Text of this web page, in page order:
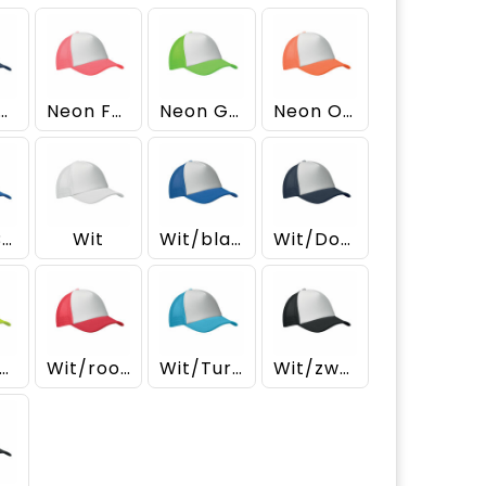
Neon Fuchsia Neon Groen Neon Oranje
Royal Blauw Wit Wit/blauw Wit/Donkerblauw
Wit/Neongeel Wit/rood Wit/Turquoise Wit/zwart